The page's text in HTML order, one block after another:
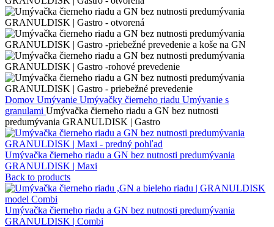
Domov Umývanie Umývačky čierneho riadu Umývanie s
granulami Umývačka čierneho riadu a GN bez nutnosti
predumývania GRANULDISK | Gastro
Umývačka čierneho riadu a GN bez nutnosti predumývania
GRANULDISK | Maxi
Back to products
Umývačka čierneho riadu a GN bez nutnosti predumývania
GRANULDISK | Combi